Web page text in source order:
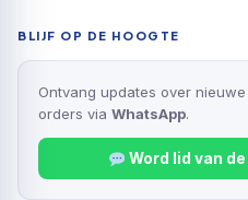
BLIJF OP DE HOOGTE
Ontvang updates over
orders via WhatsApp.
Word lid van